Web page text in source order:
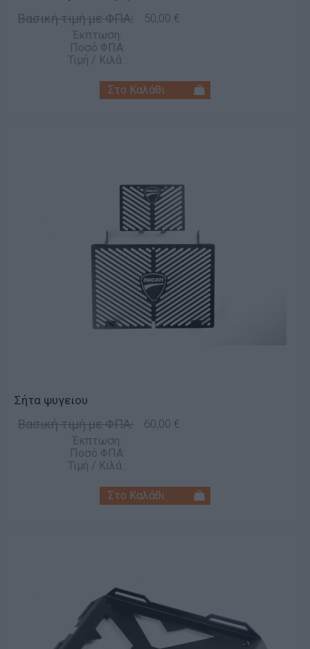
Βασική τιμή με ΦΠΑ: 50,00 €
Έκπτωση:
Ποσό ΦΠΑ:
Τιμή / Κιλά :
Σήτα ψυγειου
Βασική τιμή με ΦΠΑ: 60,00 €
Έκπτωση:
Ποσό ΦΠΑ:
Τιμή / Κιλά :